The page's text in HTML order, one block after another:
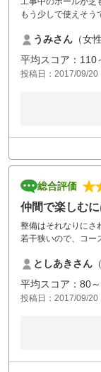
もう少しで使えそう
次回が楽しみです。
うみさん （女
平均スコア：110
投稿日：2017/09/20
総合評価
仲間で楽しむ
整備はそれなりにさ
若干狭いので、コー
仲間内で安く行うな
としあきさん
平均スコア：80
投稿日：2017/09/20